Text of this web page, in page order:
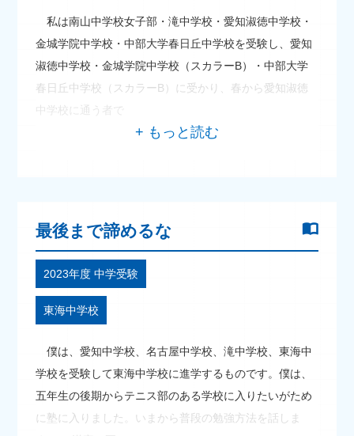
私は南山中学校女子部・滝中学校・愛知淑徳中学校・
金城学院中学校・中部大学春日丘中学校を受験し、愛知
淑徳中学校・金城学院中学校（スカラーB）・中部大学
春日丘中学校（スカラーB）に受かり、春から愛知淑徳
中学校に通う者で
最後まで諦めるな
2023年度 中学受験
東海中学校
僕は、愛知中学校、名古屋中学校、滝中学校、東海中
学校を受験して東海中学校に進学するものです。僕は、
五年生の後期からテニス部のある学校に入りたいがため
に塾に入りました。いまから普段の勉強方法を話しま